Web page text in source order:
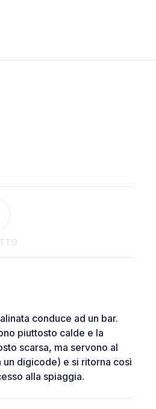
conduce ad un bar.
piuttosto calde e la
scarsa, ma servono al
digicode) e si ritorna così
alla spiaggia.